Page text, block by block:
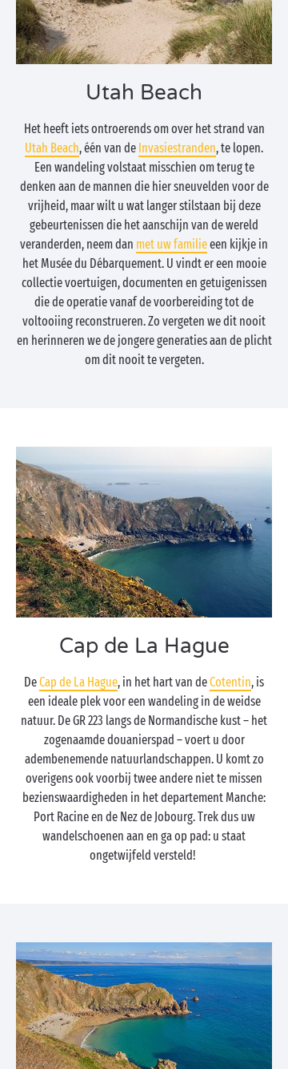
Utah Beach
Het heeft iets ontroerends om over het strand van
Utah Beach, één van de Invasiestranden, te lopen.
Een wandeling volstaat misschien om terug te
denken aan de mannen die hier sneuvelden voor de
vrijheid, maar wilt u wat langer stilstaan bij deze
gebeurtenissen die het aanschijn van de wereld
veranderden, neem dan met uw familieeen kijkje in
het Musée du Débarquement. U vindt er een mooie
collectie voertuigen, documenten en getuigenissen
die de operatie vanaf de voorbereiding tot de
voltooiing reconstrueren. Zo vergeten we dit nooit
en herinneren we de jongere generaties aan de plicht
om dit nooit te vergeten.
Cap de La Hague
DeCap de La Hague, in het hart van deCotentin, is
een ideale plek voor een wandeling in de weidse
natuur. De GR 223 langs de Normandische kust – het
zogenaamde douanierspad – voert u door
adembenemende natuurlandschappen. U komt zo
overigens ook voorbij twee andere niet te missen
bezienswaardigheden in het departement Manche:
Port Racine en de Nez de Jobourg. Trek dus uw
wandelschoenen aan en ga op pad: u staat
ongetwijfeld versteld!